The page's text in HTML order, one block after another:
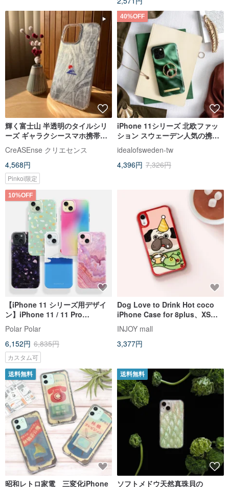
輝く富士山 半透明のタイルシリ
ーズ ギャラクシースマホ携帯電
話ケース CSBT11
CreASEnse クリエセンス
4,568円
Pinkoi限定
40%OFF
iPhone 11シリーズ 北欧ファッ
ション スウェーデン人気の携帯
電話ケース - エメラルドグリーン
サテン
idealofsweden-tw
4,396円 7,326円
10%OFF
【iPhone 11 シリーズ用デザイ
ン】iPhone 11 / 11 Pro
MagSafe 対応マグネット式スマ
ホケース
Polar Polar
6,152円 6,835円
カスタム可
Dog Love to Drink Hot coco
iPhone Case for 8plus、XS、
XR、max、11 pro、11 max、
SE3
INJOY mall
3,377円
送料無料
昭和レトロ家電 三変化iPhone
送料無料
ソフトメドウ天然真珠貝の